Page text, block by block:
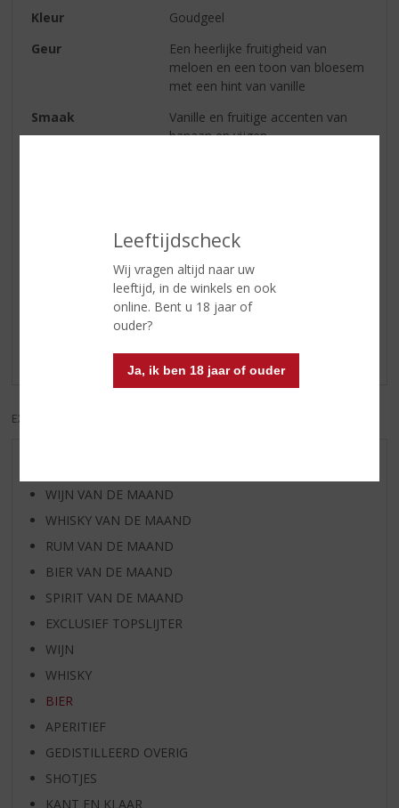
Leeftijdscheck
Wij vragen altijd naar uw
leeftijd, in de winkels en ook
online. Bent u 18 jaar of
ouder?
Ja, ik ben 18 jaar of ouder
Kleur
Goudgeel
Geur
Een heerlijke fruitigheid van
meloen en een toon van bloesem
met een hint van vanille
Smaak
Vanille en fruitige accenten van
banaan en vijgen.
Reviews
Schrijf een review
Er zijn nog geen reviews geplaatst voor dit product
EXCL. BTW
WIJN VAN DE MAAND
WHISKY VAN DE MAAND
RUM VAN DE MAAND
BIER VAN DE MAAND
SPIRIT VAN DE MAAND
EXCLUSIEF TOPSLIJTER
WIJN
WHISKY
BIER
APERITIEF
GEDISTILLEERD OVERIG
SHOTJES
KANT EN KLAAR